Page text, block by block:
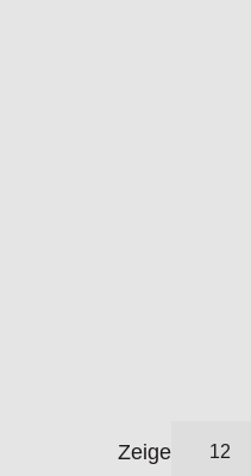
Zeige
pro Seite